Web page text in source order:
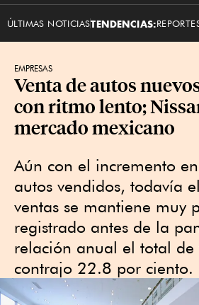
ÚLTIMAS NOTICIASTENDENCIAS:
EMPRESAS
Venta de autos
con ritmo lento;
mercado mexicano
Aún con el incremento
autos vendidos, todavía
ventas se mantiene muy
registrado antes de la
relación anual el total de
contrajo 22.8 por ciento.